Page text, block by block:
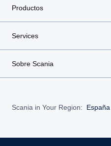
Productos
Services
Sobre Scania
Scania in Your Region: España